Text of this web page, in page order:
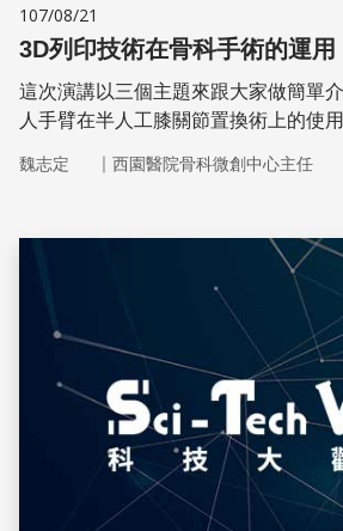
107/08/21
3D列印技術在骨科手術的運用
這次演講以三個主題來跟大家做簡單
人手臂在半人工膝關節置換術上的使
換。
魏志定 ｜ 西園醫院骨科微創中心主任